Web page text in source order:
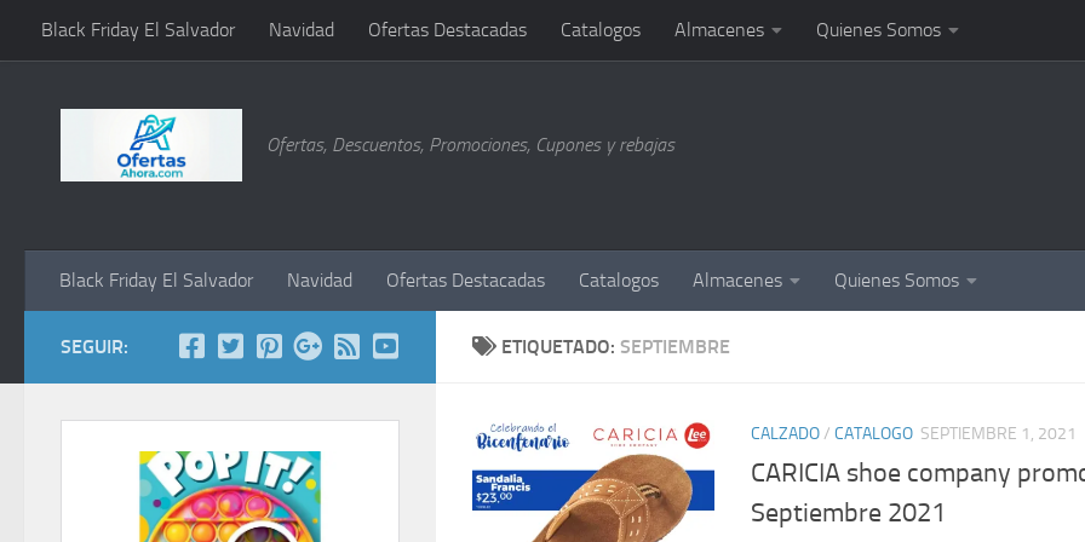
Saltar al contenido
Black Friday El Salvador Navidad Ofertas Destacadas Catalogos Almacenes Quienes Somos
Ofertas, Descuentos, Promociones, Cupones y rebajas
Black Friday El Salvador Navidad Ofertas Destacadas Catalogos Almacenes Quienes Somos
ETIQUETADO: SEPTIEMBRE
CALZADO/ CATALOGO SEPTIEMBRE 1, 2021
CARICIA shoe company
Septiembre 2021
SEGUIR: